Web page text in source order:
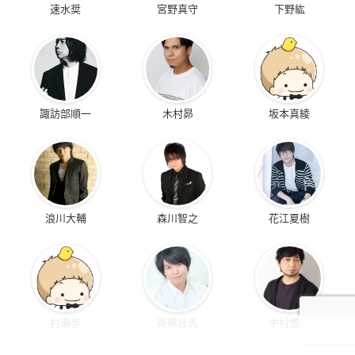
速水奨 宮野真守 下野紘
諏訪部順一 木村昴 坂本真綾
浪川大輔 森川智之 花江夏樹